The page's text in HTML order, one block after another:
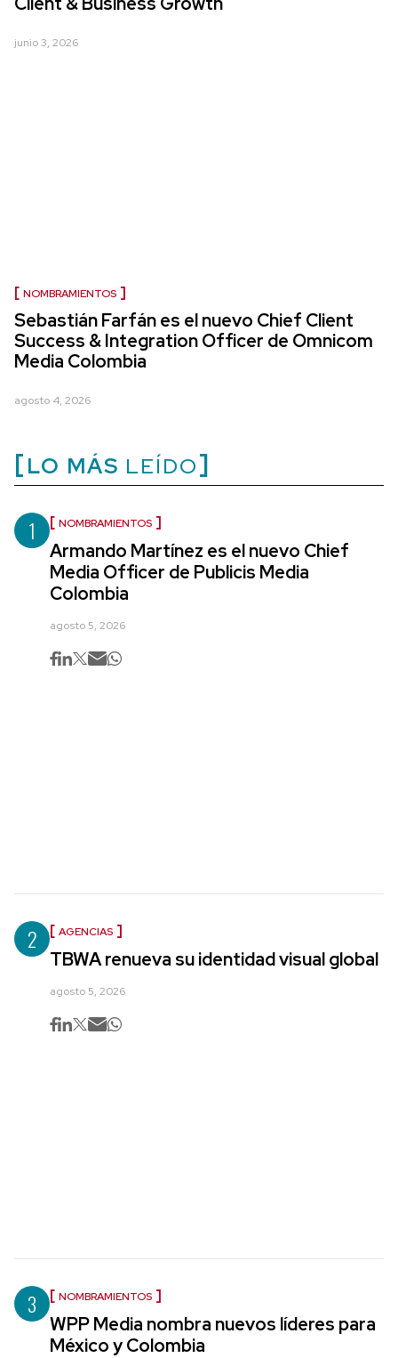
junio 3, 2026
NOMBRAMIENTOS
Sebastián Farfán es el nuevo Chief Client
Success & Integration Officer de Omnicom
Media Colombia
agosto 4, 2026
LO MÁS LEÍDO
1 NOMBRAMIENTOS
Armando Martínez es el nuevo Chief
Media Officer de Publicis Media
Colombia
agosto 5, 2026
2 AGENCIAS
TBWA renueva su identidad visual global
agosto 5, 2026
3 NOMBRAMIENTOS
WPP Media nombra nuevos líderes para
México y Colombia